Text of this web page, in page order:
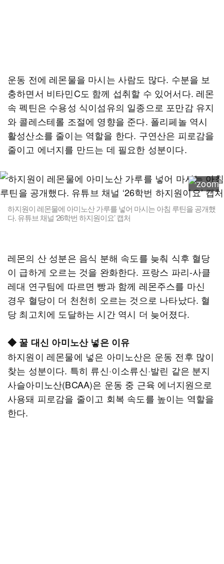
운동 전에 레몬물을 마시는 사람도 많다. 수분을 보
충하면서 비타민C도 함께 섭취할 수 있어서다. 레몬
속 펙틴은 수용성 식이섬유의 일종으로 포만감 유지
와 콜레스테롤 조절에 영향을 준다. 폴리페놀 역시
활성산소를 줄이는 역할을 한다. 구연산은 피로감을
줄이고 에너지를 만드는 데 필요한 성분이다.
하지원이 레몬물에 아미노산 가루를 넣어 마시는 아침 루틴을 공개했
다. 유튜브 채널 ‘26학번 하지원이요’ 캡처
레몬의 산 성분은 음식 분해 속도를 늦춰 식후 혈당
이 급하게 오르는 것을 완화한다. 프랑스 파리-사클
레대 연구팀에 따르면 빵과 함께 레몬주스를 마신
경우 혈당이 더 천천히 오르는 것으로 나타났다. 혈
당 최고치에 도달하는 시간 역시 더 늦어졌다.
◆ 꿀 대신 아미노산 넣은 이유
하지원이 레몬물에 넣은 아미노산은 운동 전후 많이
찾는 성분이다. 특히 류신·이소류신·발린 같은 분지
사슬아미노산(BCAA)은 운동 중 근육 에너지원으로
사용돼 피로감을 줄이고 회복 속도를 높이는 역할을
한다.